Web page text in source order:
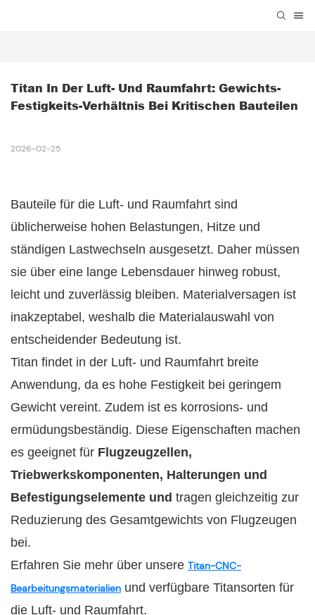
Titan In Der Luft- Und Raumfahrt: Gewichts-
Festigkeits-Verhältnis Bei Kritischen Bauteilen
2026-02-25
Bauteile für die Luft- und Raumfahrt sind
üblicherweise hohen Belastungen, Hitze und
ständigen Lastwechseln ausgesetzt. Daher müssen
sie über eine lange Lebensdauer hinweg robust,
leicht und zuverlässig bleiben. Materialversagen ist
inakzeptabel, weshalb die Materialauswahl von
entscheidender Bedeutung ist.
Titan findet in der Luft- und Raumfahrt breite
Anwendung, da es hohe Festigkeit bei geringem
Gewicht vereint. Zudem ist es korrosions- und
ermüdungsbeständig. Diese Eigenschaften machen
es geeignet für Flugzeugzellen,
Triebwerkskomponenten, Halterungen und
Befestigungselemente und tragen gleichzeitig zur
Reduzierung des Gesamtgewichts von Flugzeugen
bei.
Erfahren Sie mehr über unsere Titan-CNC-
Bearbeitungsmaterialien und verfügbare Titansorten für
die Luft- und Raumfahrt.